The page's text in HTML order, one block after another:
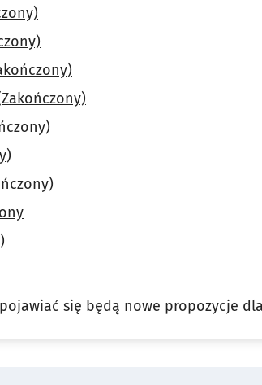
się będą nowe propozycje